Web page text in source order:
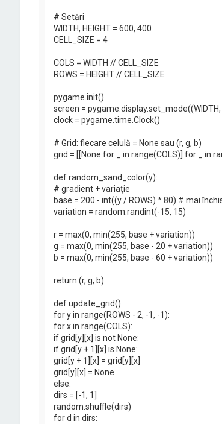
# Setări
WIDTH, HEIGHT = 600, 400
CELL_SIZE = 4
COLS = WIDTH // CELL_SIZE
ROWS = HEIGHT // CELL_SIZE
pygame.init()
screen = pygame.display.set_mode((WIDTH,
clock = pygame.time.Clock()
# Grid: fiecare celulă = None sau (r, g, b)
grid = [[None for _ in range(COLS)] for _ in
def random_sand_color(y):
# gradient + variație
base = 200 - int((y / ROWS) * 80) # mai
variation = random.randint(-15, 15)
r = max(0, min(255, base + variation))
g = max(0, min(255, base - 20 + variation))
b = max(0, min(255, base - 60 + variation))
return (r, g, b)
def update_grid():
for y in range(ROWS - 2, -1, -1):
for x in range(COLS):
if grid[y][x] is not None:
if grid[y + 1][x] is None:
grid[y + 1][x] = grid[y][x]
grid[y][x] = None
else:
dirs = [-1, 1]
random.shuffle(dirs)
for d in dirs: